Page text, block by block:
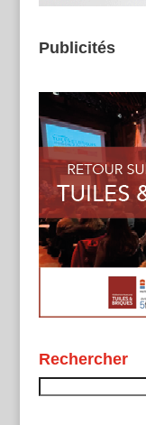
Publicités
Rechercher